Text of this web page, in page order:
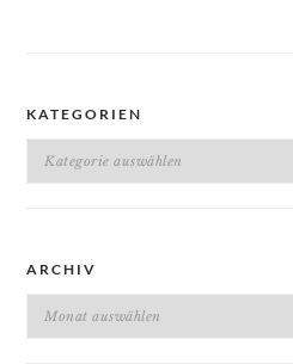
KATEGORIEN
Kategorien
ARCHIV
Archiv